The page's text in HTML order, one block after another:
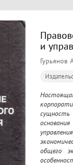
и
Гурьянов
сущность
общего